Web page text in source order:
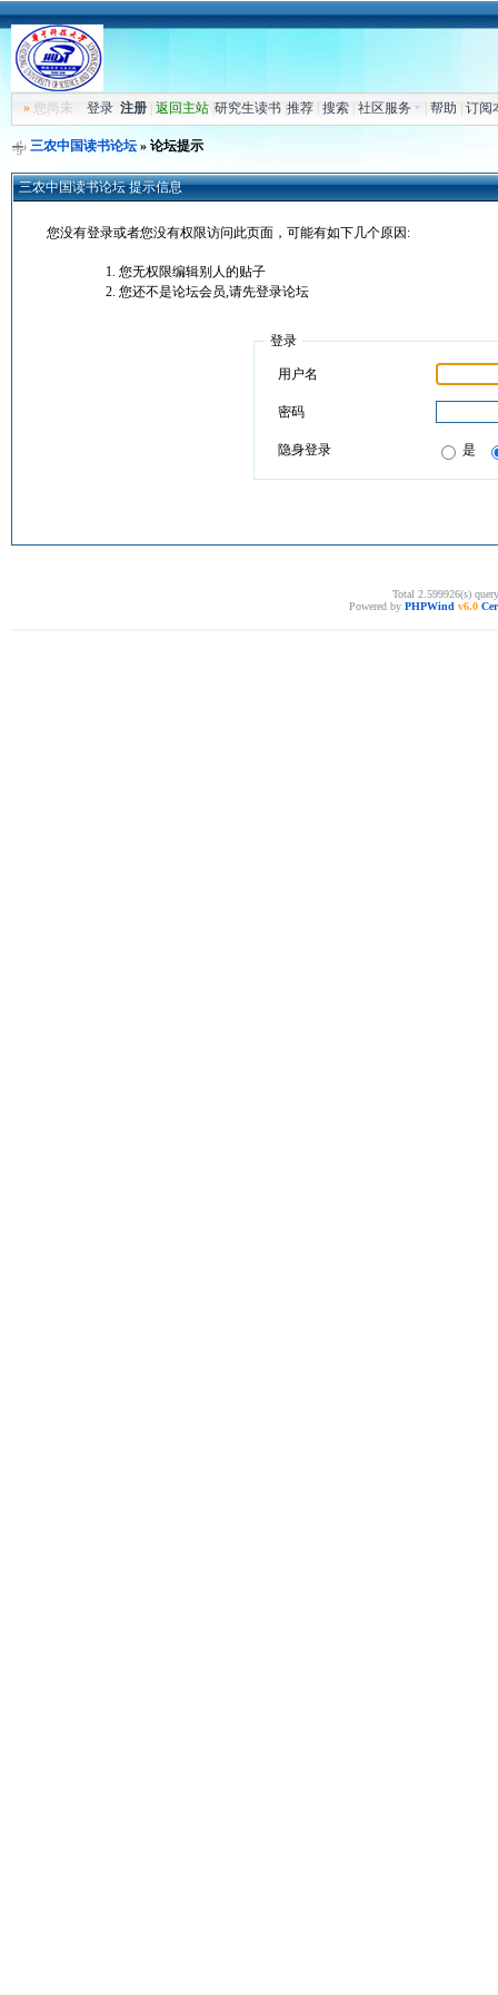
»您尚未 登录 注册| 返回主站| 研究生读书| 推荐| 搜索| 社区服务 帮助 订阅
三农中国读书论坛» 论坛提示
三农中国读书论坛 提示信息
您没有登录或者您没有权限访问此页面，可能有如下几个原因:
您无权限编辑别人的贴子
您还不是论坛会员,请先登录论坛
登录
用户名
密码
隐身登录 是
Total 2.599926(s)
Powered by PHPWind v6.0